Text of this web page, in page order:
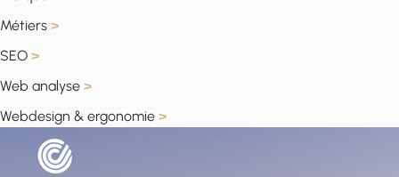
Métiers >
SEO >
Web analyse >
Webdesign & ergonomie >